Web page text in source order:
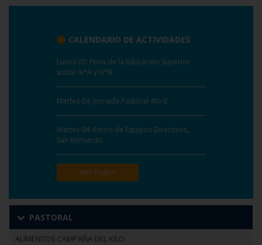
CALENDARIO DE ACTIVIDADES
Lunes 03: Feria de la Educación Superior
asiste IV°A y IV°B
Martes 04: Jornada Pastoral 4to B
Martes 04: Retiro de Equipos Directivos,
San Bernardo.
Ver Todos
PASTORAL
ALIMENTOS CAMPAÑA DEL KILO